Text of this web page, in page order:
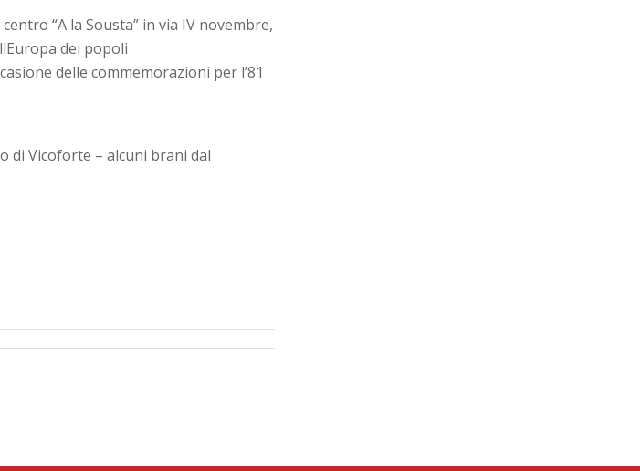
“A la Sousta” in via IV novembre,
dei popoli
delle commemorazioni per l’81
di Vicoforte – alcuni brani dal